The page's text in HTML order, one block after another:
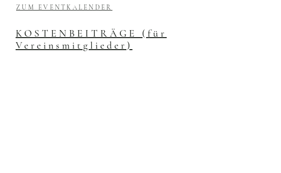
ZUM EVENTKALENDER
KOSTENBEITRÄGE (für
Vereinsmitglieder)